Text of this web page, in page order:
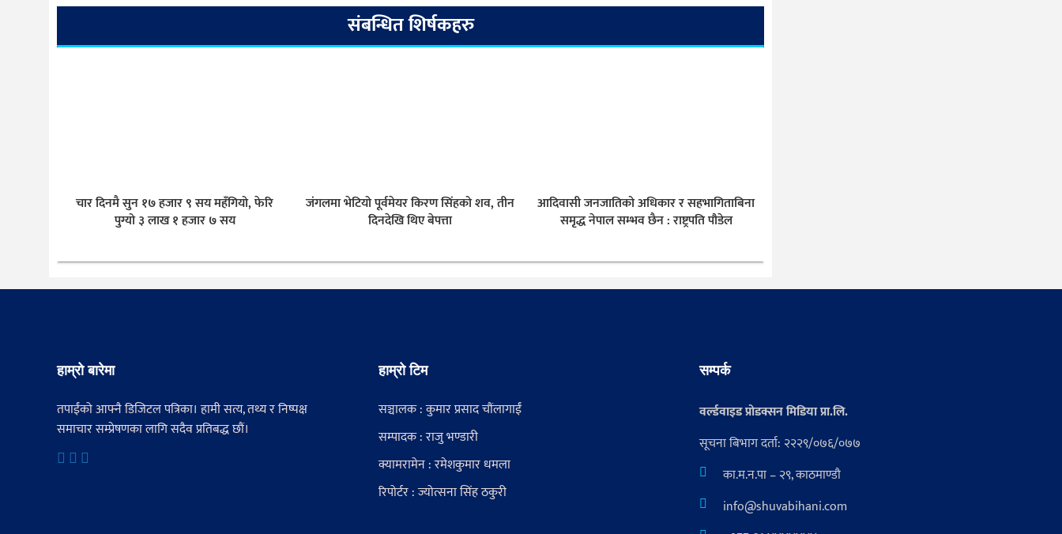
संबन्धित शिर्षकहरु
चार दिनमै सुन १७ हजार ९ सय महँगियो, फेरि
पुग्यो ३ लाख १ हजार ७ सय
जंगलमा भेटियो पूर्वमेयर किरण सिंहको शव, तीन
दिनदेखि थिए बेपत्ता
आदिवासी जनजातिको अधिकार र सहभागिताबिना
समृद्ध नेपाल सम्भव छैन : राष्ट्रपति पौडेल
हाम्रो बारेमा
तपाईंको आफ्नै डिजिटल पत्रिका। हामी सत्य, तथ्य र निष्पक्ष
समाचार सम्प्रेषणका लागि सदैव प्रतिबद्ध छौं।
हाम्रो टिम
सञ्चालक : कुमार प्रसाद चौंलागाईं
सम्पादक : राजु भण्डारी
क्यामरामेन : रमेशकुमार धमला
रिपोर्टर : ज्योत्सना सिंह ठकुरी
सम्पर्क
वर्ल्डवाइड प्रोडक्सन मिडिया प्रा.लि.
सूचना बिभाग दर्ता: २२२९/०७६/०७७
का.म.न.पा – २९, काठमाण्डौ
info@shuvabihani.com